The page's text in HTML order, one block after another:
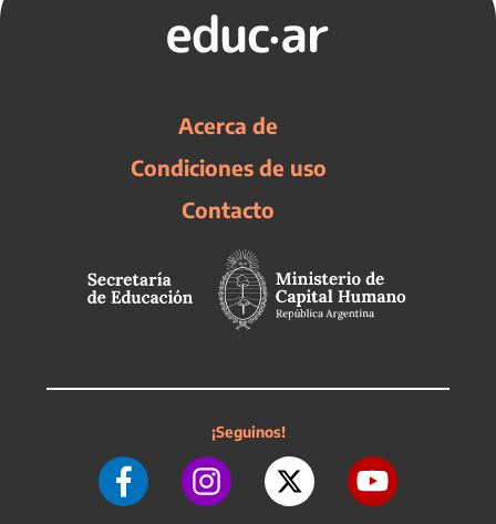
Acerca de
Condiciones de uso
Contacto
¡Seguinos!